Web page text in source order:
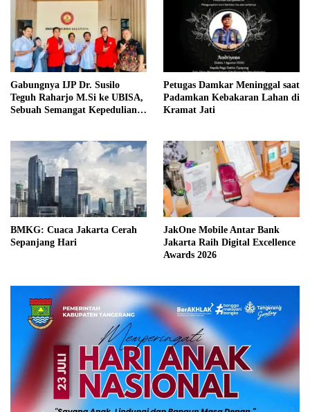
Gabungnya IJP Dr. Susilo
Teguh Raharjo M.Si ke UBISA,
Sebuah Semangat Kepedulian
Petugas Damkar Meninggal saat
Padamkan Kebakaran Lahan di
Kramat Jati
BMKG: Cuaca Jakarta Cerah
Sepanjang Hari
JakOne Mobile Antar Bank
Jakarta Raih Digital Excellence
Awards 2026